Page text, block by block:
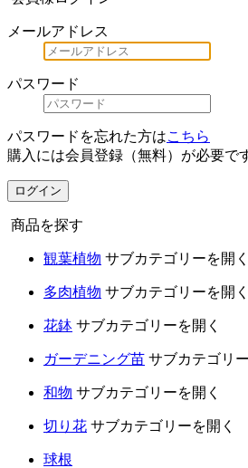
メールアドレス
パスワード
パスワードを忘れた方はこちら
購入には会員登録（無料）が必要で
ログイン
商品を探す
観葉植物 サブカテゴリーを開く
多肉植物 サブカテゴリーを開く
花鉢 サブカテゴリーを開く
ガーデニング苗 サブカテゴリ
和物 サブカテゴリーを開く
切り花 サブカテゴリーを開く
球根